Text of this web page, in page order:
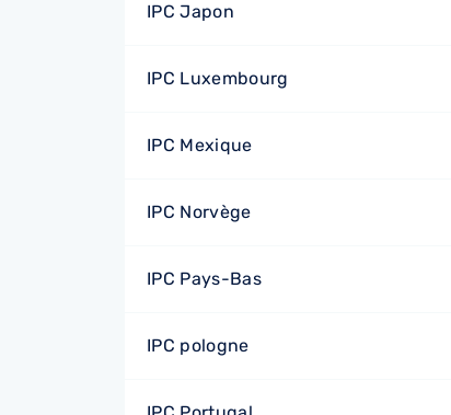
IPC Japon
IPC Luxembourg
IPC Mexique
IPC Norvège
IPC Pays-Bas
IPC pologne